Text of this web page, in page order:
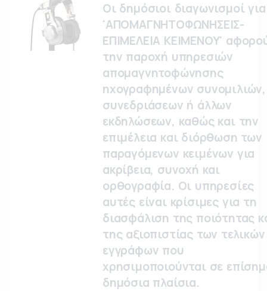
Οι δημόσιοι διαγωνισμοί για
'ΑΠΟΜΑΓΝΗΤΟΦΩΝΗΣΕΙΣ-
ΕΠΙΜΕΛΕΙΑ ΚΕΙΜΕΝΟΥ'
την παροχή υπηρεσιών
απομαγνητοφώνησης
ηχογραφημένων συνομιλιών,
συνεδριάσεων ή άλλων
εκδηλώσεων, καθώς και την
επιμέλεια και διόρθωση των
παραγόμενων κειμένων για
ακρίβεια, συνοχή και
ορθογραφία. Οι υπηρεσίες
αυτές είναι κρίσιμες για τη
διασφάλιση της ποιότητας
της αξιοπιστίας των τελικών
εγγράφων που
χρησιμοποιούνται σε
δημόσια πλαίσια.